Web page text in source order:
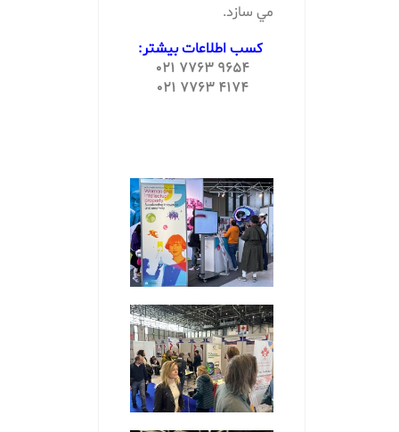
مي سازد.
کسب اطلاعات بیشتر:
9654 7763 021
4174 7763 021